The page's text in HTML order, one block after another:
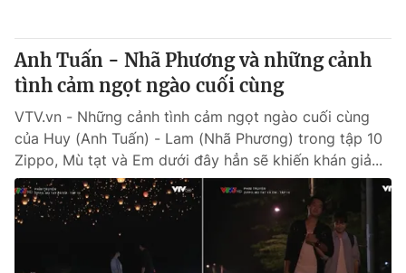
Anh Tuấn - Nhã Phương và những cảnh
tình cảm ngọt ngào cuối cùng
VTV.vn - Những cảnh tình cảm ngọt ngào cuối cùng
của Huy (Anh Tuấn) - Lam (Nhã Phương) trong tập 10
Zippo, Mù tạt và Em dưới đây hẳn sẽ khiến khán giả...